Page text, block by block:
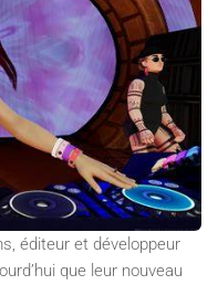
éditeur et développeur
que leur nouveau